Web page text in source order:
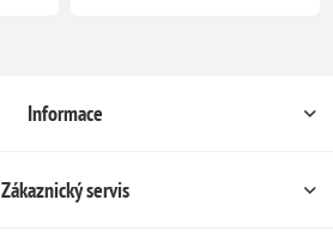
Informace
Zákaznický servis